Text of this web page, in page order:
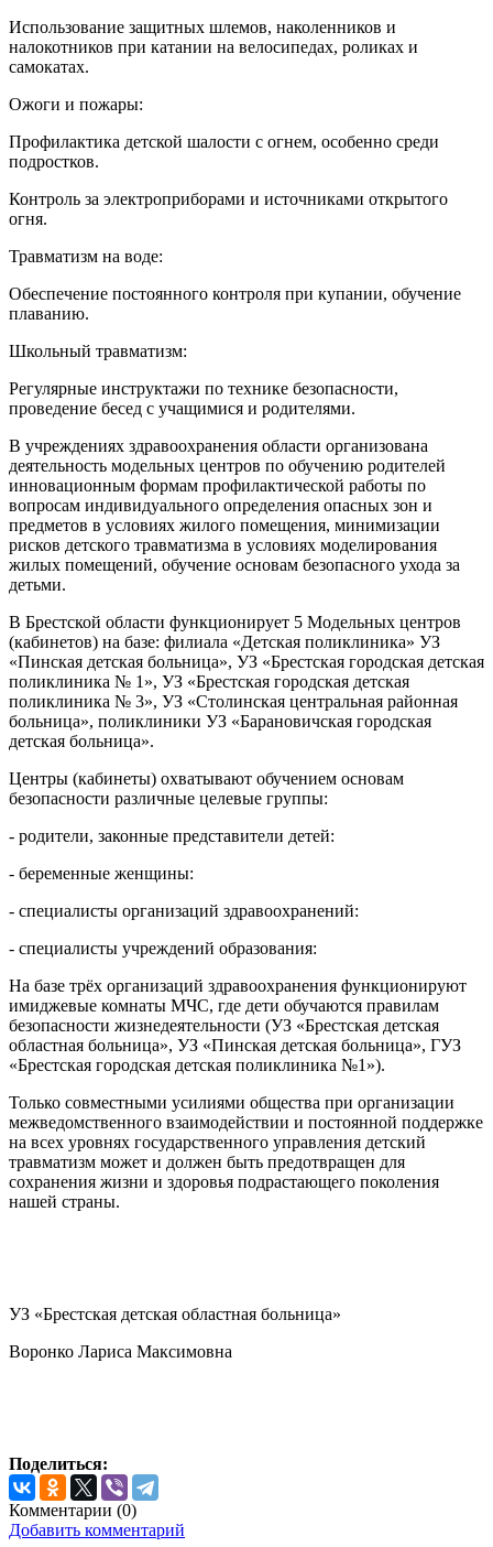
Использование защитных шлемов, наколенников и
налокотников при катании на велосипедах, роликах и
самокатах.
Ожоги и пожары:
Профилактика детской шалости с огнем, особенно среди
подростков.
Контроль за электроприборами и источниками открытого
огня.
Травматизм на воде:
Обеспечение постоянного контроля при купании, обучение
плаванию.
Школьный травматизм:
Регулярные инструктажи по технике безопасности,
проведение бесед с учащимися и родителями.
В учреждениях здравоохранения области организована
деятельность модельных центров по обучению родителей
инновационным формам профилактической работы по
вопросам индивидуального определения опасных зон и
предметов в условиях жилого помещения, минимизации
рисков детского травматизма в условиях моделирования
жилых помещений, обучение основам безопасного ухода за
детьми.
В Брестской области функционирует 5 Модельных центров
(кабинетов) на базе: филиала «Детская поликлиника» УЗ
«Пинская детская больница», УЗ «Брестская городская детская
поликлиника № 1», УЗ «Брестская городская детская
поликлиника № 3», УЗ «Столинская центральная районная
больница», поликлиники УЗ «Барановичская городская
детская больница».
Центры (кабинеты) охватывают обучением основам
безопасности различные целевые группы:
- родители, законные представители детей:
- беременные женщины:
- специалисты организаций здравоохранений:
- специалисты учреждений образования:
На базе трёх организаций здравоохранения функционируют
имиджевые комнаты МЧС, где дети обучаются правилам
безопасности жизнедеятельности (УЗ «Брестская детская
областная больница», УЗ «Пинская детская больница», ГУЗ
«Брестская городская детская поликлиника №1»).
Только совместными усилиями общества при организации
межведомственного взаимодействии и постоянной поддержке
на всех уровнях государственного управления детский
травматизм может и должен быть предотвращен для
сохранения жизни и здоровья подрастающего поколения
нашей страны.
УЗ «Брестская детская областная больница»
Воронко Лариса Максимовна
Поделиться:
Комментарии (0)
Добавить комментарий